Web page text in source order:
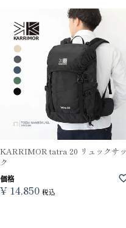
KARRIMOR tatra 20 リュックサッ
ク
価格
¥ 14,850 税込